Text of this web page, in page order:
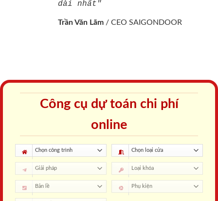
dài nhất"
Trần Văn Lãm / CEO SAIGONDOOR
Công cụ dự toán chi phí
online